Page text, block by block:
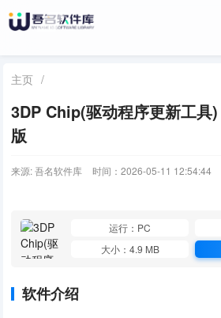
主页 /
3DP Chip(驱动程序更新工具
版
来源: 吾名软件库 时间：2026-05-11 12:54:44
运行：PC
大小：4.9 MB
软件介绍